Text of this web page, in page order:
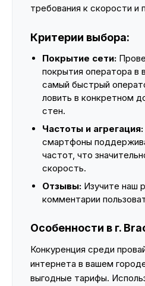
требования к скорости и
Критерии выбора:
Покрытие сети:
покрытия оператора
самый быстрый
ловить в конкретном
стен.
Частоты и агрегация:
смартфоны
частот, что
скорость.
Отзывы: Изучите наш
комментарии
Особенности в г.
Конкуренция среди
интернета в вашем
выгодные тарифы.